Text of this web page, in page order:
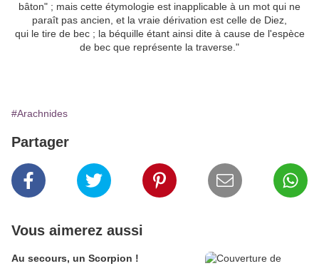
bâton" ; mais cette étymologie est inapplicable à un mot qui ne
paraît pas ancien, et la vraie dérivation est celle de Diez,
qui le tire de bec ; la béquille étant ainsi dite à cause de l'espèce
de bec que représente la traverse."
#Arachnides
Partager
Vous aimerez aussi
Au secours, un Scorpion !